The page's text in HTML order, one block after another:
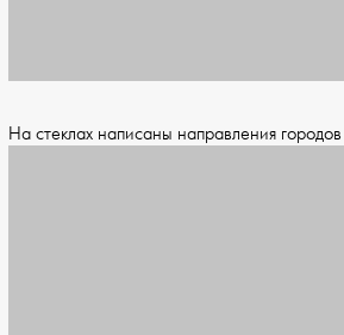
На стеклах написаны направления